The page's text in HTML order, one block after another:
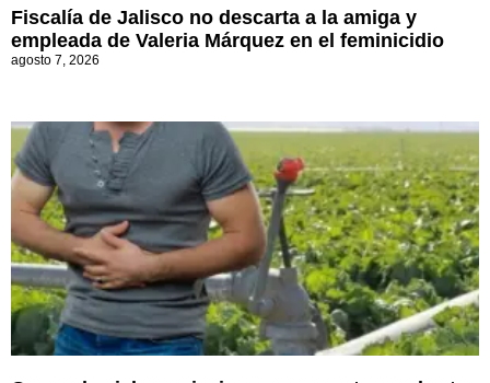
Fiscalía de Jalisco no descarta a la amiga y
empleada de Valeria Márquez en el feminicidio
agosto 7, 2026